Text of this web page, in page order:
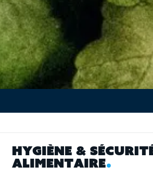
HYGIÈNE & SÉCURIT
ALIMENTAIRE